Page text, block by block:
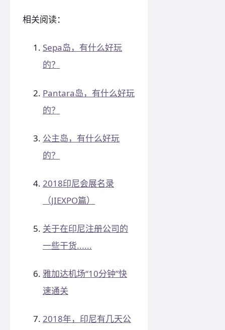
相关阅读：
Sepa岛，有什么好玩
的？
Pantara岛，有什么好玩
的？
公主岛，有什么好玩
的？
2018印尼会展名录
（JIEXPO篇）
关于在印尼注册公司的
一些干货......
雅加达机场“10分钟”快
速通关
2018年，印尼有几天公